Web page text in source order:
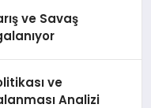
ve Savaş
ve
Analizi